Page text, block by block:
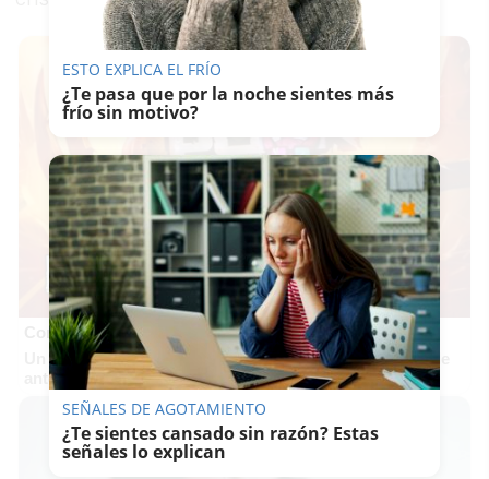
Corepunk MMORPG
Un verdadero MMORPG de la vieja escuela ¡Cómo los de
antes, pero mejor!
ESTO EXPLICA EL FRÍO
¿Te pasa que por la noche sientes más
frío sin motivo?
SEÑALES DE AGOTAMIENTO
¿Te sientes cansado sin razón? Estas
señales lo explican